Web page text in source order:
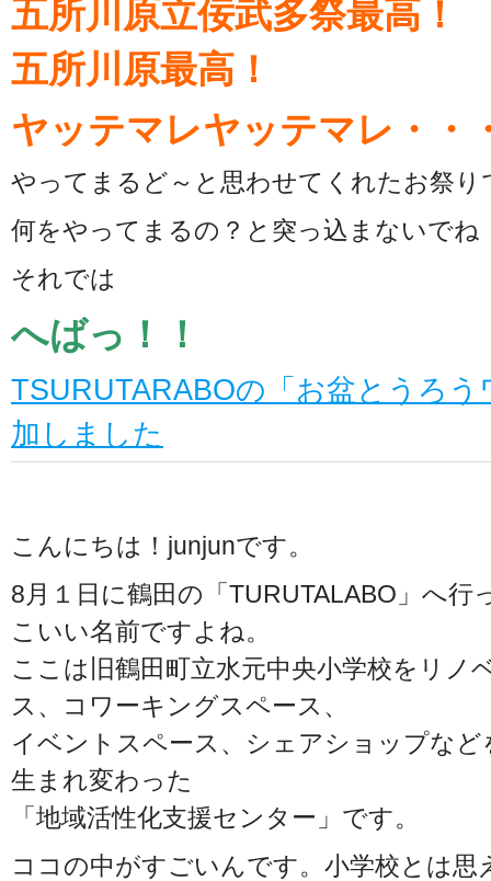
五所川原立佞武多祭最高！
五所川原最高！
ヤッテマレヤッテマレ・・
やってまるど～と思わせてくれたお祭り
何をやってまるの？と突っ込まないでね
それでは
へばっ！！
TSURUTARABOの「お盆とうろ
加しました
こんにちは！junjunです。
8月１日に鶴田の「TURUTALABO」へ
こいい名前ですよね。
ここは旧鶴田町立水元中央小学校をリノ
ス、コワーキングスペース、
イベントスペース、シェアショップな
生まれ変わった
「地域活性化支援センター」です。
ココの中がすごいんです。小学校とは